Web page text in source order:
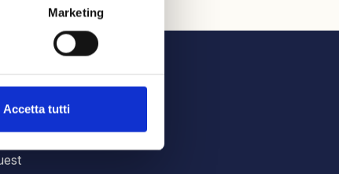
Marketing
Accetta tutti